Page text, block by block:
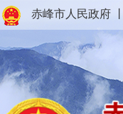
赤峰市人民政府